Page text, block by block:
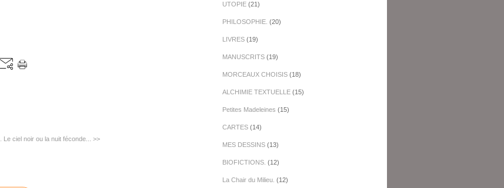
Le ciel noir ou la nuit féconde... >>
UTOPIE(21)
PHILOSOPHIE. (20)
LIVRES(19)
MANUSCRITS(19)
MORCEAUX CHOISIS(18)
ALCHIMIE TEXTUELLE(15)
Petites Madeleines (15)
CARTES(14)
MES DESSINS(13)
BIOFICTIONS. (12)
La Chair du Milieu. (12)